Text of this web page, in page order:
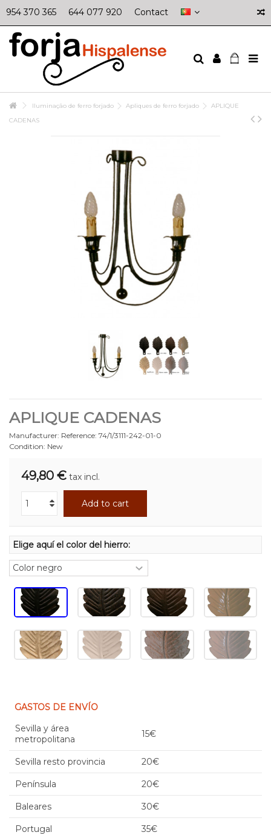
954 370 365 644 077 920 Contact
Iluminação de ferro forjado Apliques de ferro forjado
APLIQUE
CADENAS
APLIQUE CADENAS
Manufacturer: Reference: 74/1/3111-242-01-0
Condition: New
49,80 € tax incl.
Add to cart
Elige aquí el color del hierro:
GASTOS DE ENVÍO
Sevilla y área
metropolitana
15€
Sevilla resto provincia 20€
Península 20€
Baleares 30€
Portugal 35€